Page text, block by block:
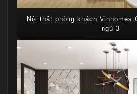
Nội thất phòng khách Vinhomes
ngủ-3